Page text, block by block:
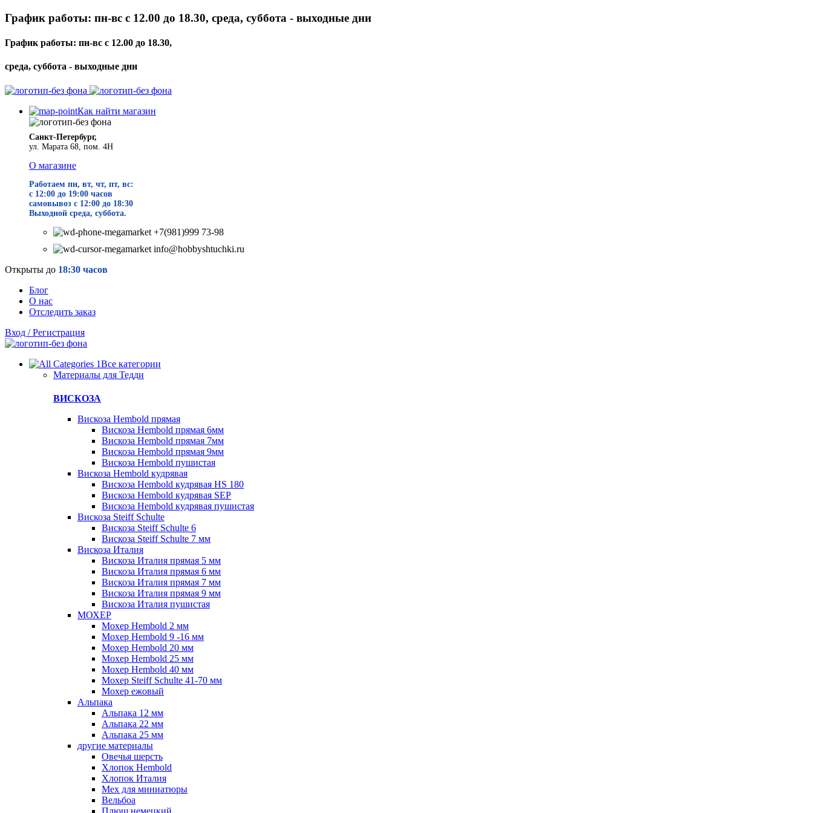
График работы: пн-вс с 12.00 до 18.30, среда, суббота - выходные дни
График работы: пн-вс с 12.00 до 18.30,
среда, суббота - выходные дни
Как найти магазин
Санкт-Петербург,
ул. Марата 68, пом. 4Н
О магазине
Работаем пн, вт, чт, пт, вс:
с 12:00 до 19:00 часов
самовывоз с 12:00 до 18:30
Выходной среда, суббота.
+7(981)999 73-98
info@hobbyshtuchki.ru
Открыты до 18:30 часов
Блог
О нас
Отследить заказ
Вход / Регистрация
Все категории
Материалы для Тедди
ВИСКОЗА
Вискоза Hembold прямая
Вискоза Hembold прямая 6мм
Вискоза Hembold прямая 7мм
Вискоза Hembold прямая 9мм
Вискоза Hembold пушистая
Вискоза Hembold кудрявая
Вискоза Hembold кудрявая HS 180
Вискоза Hembold кудрявая SEP
Вискоза Hembold кудрявая пушистая
Вискоза Steiff Schulte
Вискоза Steiff Schulte 6
Вискоза Steiff Schulte 7 мм
Вискоза Италия
Вискоза Италия прямая 5 мм
Вискоза Италия прямая 6 мм
Вискоза Италия прямая 7 мм
Вискоза Италия прямая 9 мм
Вискоза Италия пушистая
МОХЕР
Мохер Hembold 2 мм
Мохер Hembold 9 -16 мм
Мохер Hembold 20 мм
Мохер Hembold 25 мм
Мохер Hembold 40 мм
Мохер Steiff Schulte 41-70 мм
Мохер ежовый
Альпака
Альпака 12 мм
Альпака 22 мм
Альпака 25 мм
другие материалы
Овечья шерсть
Хлопок Hembold
Хлопок Италия
Мех для миниатюры
Вельбоа
Плюш немецкий